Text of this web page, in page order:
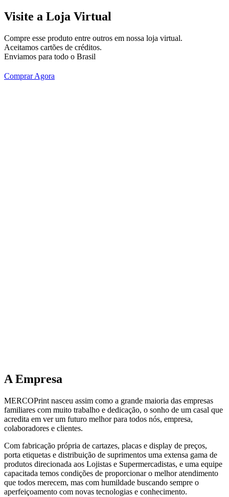
Visite a Loja Virtual
Compre esse produto entre outros em nossa loja virtual.
Aceitamos cartões de créditos.
Enviamos para todo o Brasil
Comprar Agora
AEmpresa
MERCOPrint nasceu assim como a grande maioria das empresas
familiares com muito trabalho e dedicação, o sonho de um casal que
acredita em ver um futuro melhor para todos nós, empresa,
colaboradores e clientes.
Com fabricação própria de cartazes, placas e display de preços,
porta etiquetas e distribuição de suprimentos uma extensa gama de
produtos direcionada aos Lojistas e Supermercadistas, e uma equipe
capacitada temos condições de proporcionar o melhor atendimento
que todos merecem, mas com humildade buscando sempre o
aperfeiçoamento com novas tecnologias e conhecimento.